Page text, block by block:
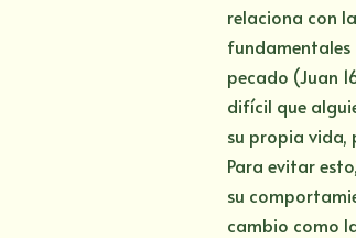
relaciona con
fundamentales
pecado (Juan
difícil que
su propia vida,
Para evitar
su
cambio como